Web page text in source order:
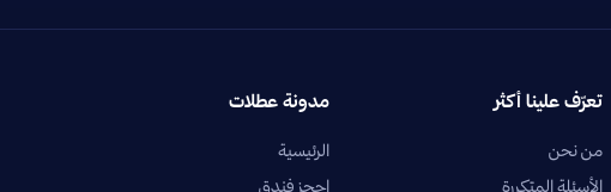
تعرّف علينا أكثر
من نحن
الأسئلة المتكررة
مدونة عطلات
الرئيسية
احجز فندق